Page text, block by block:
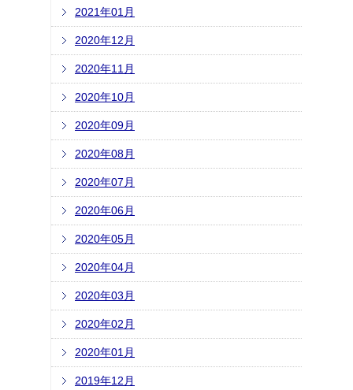
2021年01月
2020年12月
2020年11月
2020年10月
2020年09月
2020年08月
2020年07月
2020年06月
2020年05月
2020年04月
2020年03月
2020年02月
2020年01月
2019年12月